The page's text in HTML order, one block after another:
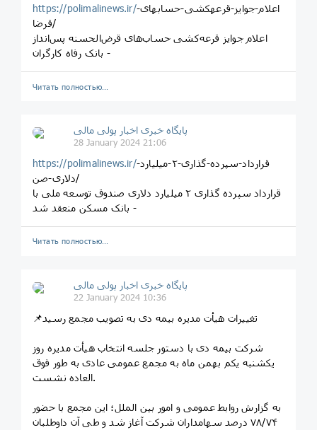
https://polimalinews.ir/اعلام-جوایز-قرعهکشی-حسابهای-
قرضا/
اعلام جوایز قرعه‌کشی حساب‌های قرض‌الحسنه پس‌انداز
بانک رفاه کارگران -
Читать полностью…
پایگاه خبری اخبار پولی مالی
28 January 2024 21:06
https://polimalinews.ir/قرارداد-سپرده-گذاری-۲-میلیارد-
دلاری-صن/
قرارداد سپرده گذاری ۲ میلیارد دلاری صندوق توسعه ملی با
بانک مسکن منعقد شد -
Читать полностью…
پایگاه خبری اخبار پولی مالی
22 January 2024 10:36
📌تغییرات هیأت مدیره بیمه دی به تصویب مجمع رسید
شرکت بیمه دی با دستور جلسه انتخاب هیأت مدیره روز
یکشنبه یکم بهمن ماه به مجمع عمومی عادی به طور فوق
العاده نشست.
به گزارش روابط عمومی و امور بین الملل؛ این مجمع با حضور
۷۸/۷۴ درصد سهامداران شرکت آغاز شد و طی آن داوطلبان